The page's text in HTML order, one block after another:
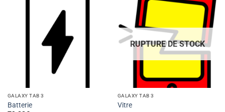
GALAXY TAB 3
Batterie
RUPTURE DE STOCK
GALAXY TAB 3
Vitre